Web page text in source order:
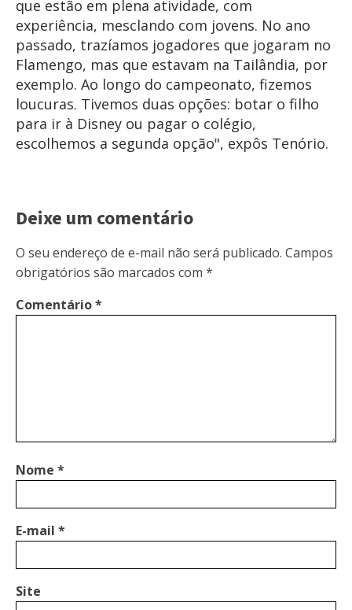
que estão em plena atividade, com
experiência, mesclando com jovens. No ano
passado, trazíamos jogadores que jogaram no
Flamengo, mas que estavam na Tailândia, por
exemplo. Ao longo do campeonato, fizemos
loucuras. Tivemos duas opções: botar o filho
para ir à Disney ou pagar o colégio,
escolhemos a segunda opção", expôs Tenório.
Deixe um comentário
O seu endereço de e-mail não será publicado. Campos
obrigatórios são marcados com *
Comentário*
Nome *
E-mail *
Site